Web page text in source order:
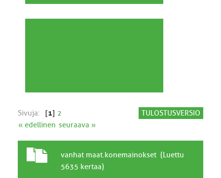
TULOSTUSVERSIO
Sivuja: [1] 2
« edellinen seuraava »
a
A
i
vanhat maat.konemainokset (Luettu
5635 kertaa)